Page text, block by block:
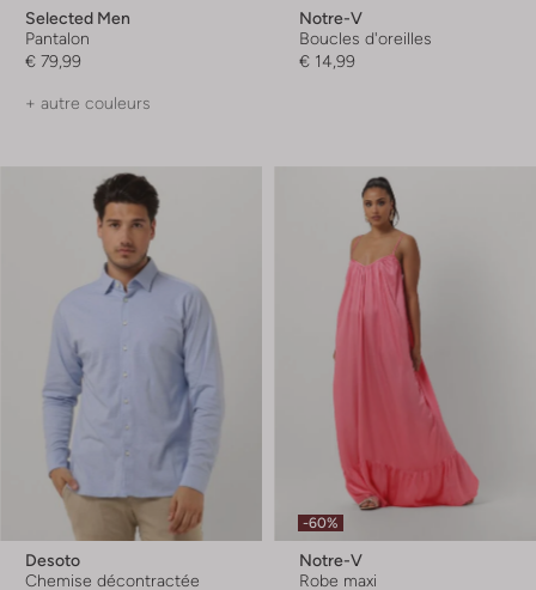
Selected Men
Pantalon
€ 79,99
+ autre couleurs
Notre-V
Boucles d'oreilles
€ 14,99
Desoto
Chemise décontractée
-60%
Notre-V
Robe maxi